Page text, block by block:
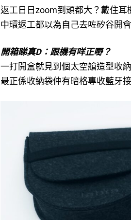
返工日日zoom到頭都大？戴住
中環返工都以為自己去咗矽谷開會
開箱睇真D：跟機有咩正嘢？
一打開盒就見到個太空艙造型收
最正係收納袋仲有暗格專收藍牙